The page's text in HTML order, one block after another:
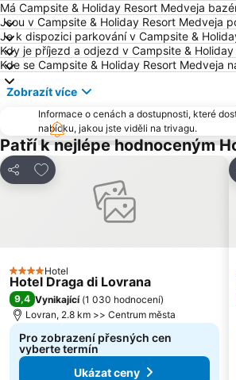
Má Campsite & Holiday Resort Medveja
Jsou v Campsite & Holiday Resort Medveja
Je k dispozici parkování v Campsite &
Kdy je příjezd a odjezd v Campsite &
Kde se Campsite & Holiday Resort Medveja
Zobrazít více
Informace o cenách a dostupnosti, které
nabídku, jakou jste viděli na trivagu.
Patří k nejlépe hodnoceným
Sdílet
Přidat na seznam oblíbených
4 Počet hvězdiček
Hotel
Hotel Draga di Lovrana
9,4 Vynikající (1 030 hodnocení)
Lovran, 2.8 km >> Centrum města
Pro zobrazení přesných cen
vyberte termín
Ukázat ceny